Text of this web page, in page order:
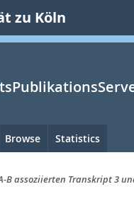
zu Köln
Browse Statistics
B assoziierten Transkript 3